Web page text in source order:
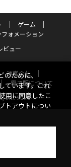
ゲーム
フォメーション
ビュー
運営会社
電子版について
Inc. 2026
ために、
ています。これ
用に同意したこ
トアウトについ